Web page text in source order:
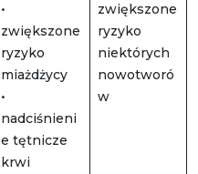
•
zwiększone
ryzyko
miażdżycy
•
nadciśnieni
e tętnicze
krwi
zwiększone
ryzyko
niektórych
nowotworó
w